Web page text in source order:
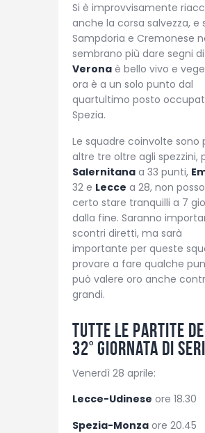
Si è improvvisamente
anche la corsa salvezza, e
Sampdoria e Cremonese
sembrano più dare segni
Verona è bello vivo e
ora è a un solo punto dal
quartultimo posto
Spezia.
Le squadre coinvolte sono
altre tre oltre agli spezzini,
Salernitana a 33 punti,
32 e Lecce a 28, non
certo stare tranquilli a 7
dalla fine. Saranno
scontri diretti, ma sarà
importante per queste
provare a fare qualche
può valere oro anche
grandi.
Tutte le partite
32° giornata di
Venerdì 28 aprile:
Lecce-Udinese ore 18.30
Spezia-Monza ore 20.45